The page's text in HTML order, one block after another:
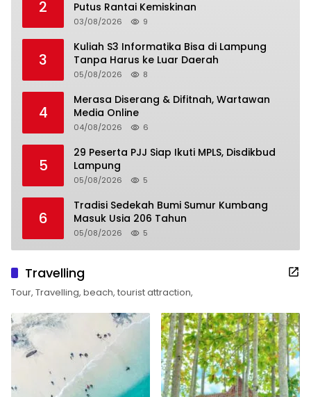
2
Putus Rantai Kemiskinan
03/08/2026 9
3
Kuliah S3 Informatika Bisa di Lampung
Tanpa Harus ke Luar Daerah
05/08/2026 8
4
Merasa Diserang & Difitnah, Wartawan
Media Online
04/08/2026 6
5
29 Peserta PJJ Siap Ikuti MPLS, Disdikbud
Lampung
05/08/2026 5
6
Tradisi Sedekah Bumi Sumur Kumbang
Masuk Usia 206 Tahun
05/08/2026 5
Travelling
Tour, Travelling, beach, tourist attraction,